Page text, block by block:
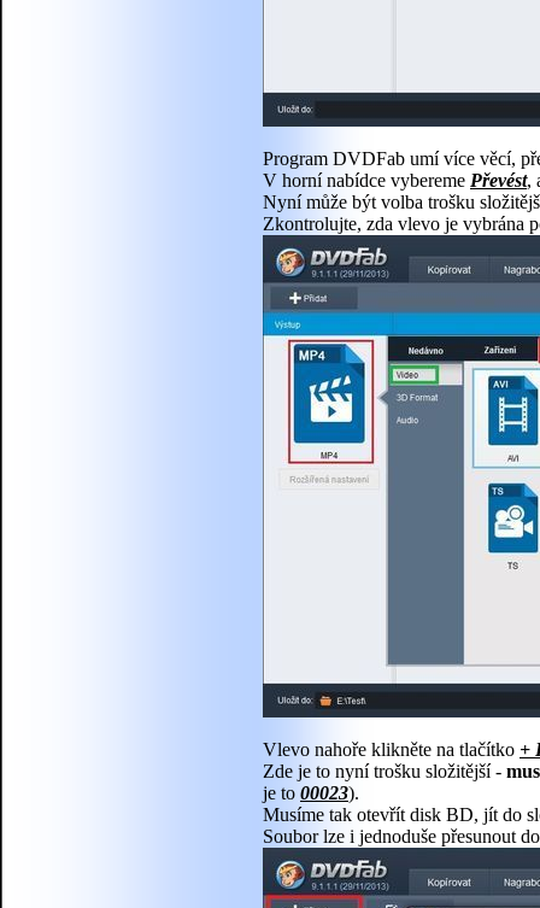
Program DVDFab umí více věcí,
V horní nabídce vybereme Převést,
Nyní může být volba trošku
Zkontrolujte, zda vlevo je vybrána
Vlevo nahoře klikněte na tlačítko +
Zde je to nyní trošku složitější -
je to 00023).
Musíme tak otevřít disk BD, jít do
Soubor lze i jednoduše přesunout